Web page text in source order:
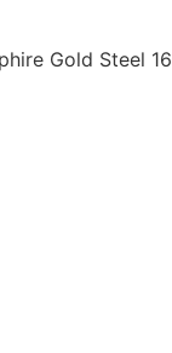
Gold Steel